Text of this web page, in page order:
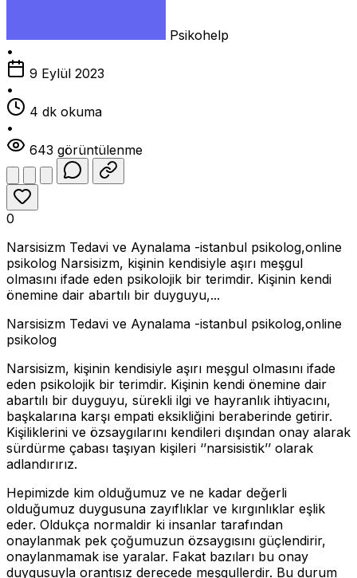
Psikohelp
•
9 Eylül 2023
•
4 dk okuma
•
643 görüntülenme
0
Narsisizm Tedavi ve Aynalama -istanbul psikolog,online
psikolog Narsisizm, kişinin kendisiyle aşırı meşgul
olmasını ifade eden psikolojik bir terimdir. Kişinin kendi
önemine dair abartılı bir duyguyu,...
Narsisizm Tedavi ve Aynalama -istanbul psikolog,online
psikolog
Narsisizm, kişinin kendisiyle aşırı meşgul olmasını ifade
eden psikolojik bir terimdir. Kişinin kendi önemine dair
abartılı bir duyguyu, sürekli ilgi ve hayranlık ihtiyacını,
başkalarına karşı empati eksikliğini beraberinde getirir.
Kişiliklerini ve özsaygılarını kendileri dışından onay alarak
sürdürme çabası taşıyan kişileri ‘’narsisistik’’ olarak
adlandırırız.
Hepimizde kim olduğumuz ve ne kadar değerli
olduğumuz duygusuna zayıflıklar ve kırgınlıklar eşlik
eder. Oldukça normaldir ki insanlar tarafından
onaylanmak pek çoğumuzun özsaygısını güçlendirir,
onaylanmamak ise yaralar. Fakat bazıları bu onay
duygusuyla orantısız derecede meşgullerdir. Bu durum